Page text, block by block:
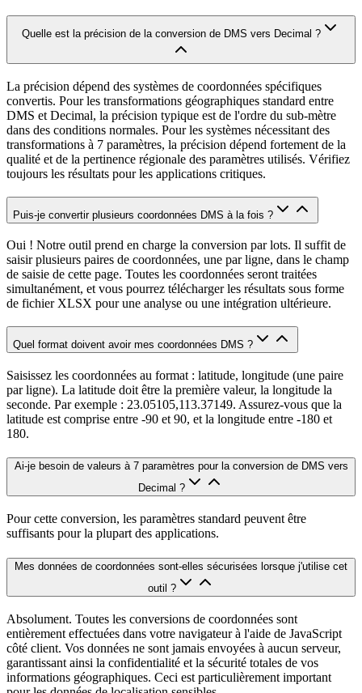
Quelle est la précision de la conversion de DMS vers Decimal ?
La précision dépend des systèmes de coordonnées spécifiques
convertis. Pour les transformations géographiques standard entre
DMS et Decimal, la précision typique est de l'ordre du sub-mètre
dans des conditions normales. Pour les systèmes nécessitant des
transformations à 7 paramètres, la précision dépend fortement de la
qualité et de la pertinence régionale des paramètres utilisés. Vérifiez
toujours les résultats pour les applications critiques.
Puis-je convertir plusieurs coordonnées DMS à la fois ?
Oui ! Notre outil prend en charge la conversion par lots. Il suffit de
saisir plusieurs paires de coordonnées, une par ligne, dans le champ
de saisie de cette page. Toutes les coordonnées seront traitées
simultanément, et vous pourrez télécharger les résultats sous forme
de fichier XLSX pour une analyse ou une intégration ultérieure.
Quel format doivent avoir mes coordonnées DMS ?
Saisissez les coordonnées au format : latitude, longitude (une paire
par ligne). La latitude doit être la première valeur, la longitude la
seconde. Par exemple : 23.05105,113.37149. Assurez-vous que la
latitude est comprise entre -90 et 90, et la longitude entre -180 et
180.
Ai-je besoin de valeurs à 7 paramètres pour la conversion de DMS vers
Decimal ?
Pour cette conversion, les paramètres standard peuvent être
suffisants pour la plupart des applications.
Mes données de coordonnées sont-elles sécurisées lorsque j'utilise cet
outil ?
Absolument. Toutes les conversions de coordonnées sont
entièrement effectuées dans votre navigateur à l'aide de JavaScript
côté client. Vos données ne sont jamais envoyées à aucun serveur,
garantissant ainsi la confidentialité et la sécurité totales de vos
informations géographiques. Ceci est particulièrement important